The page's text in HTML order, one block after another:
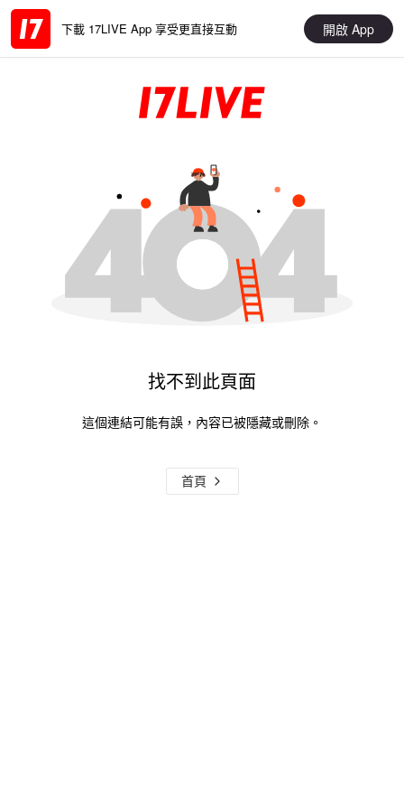
下載 17LIVE App 享受更直接互動 開啟 App
找不到此頁面
這個連結可能有誤，內容已被隱藏或刪除。
首頁